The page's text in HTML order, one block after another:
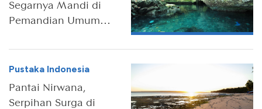
Segarnya Mandi di
Pemandian Umum
Pustaka Indonesia
Pantai Nirwana,
Serpihan Surga di